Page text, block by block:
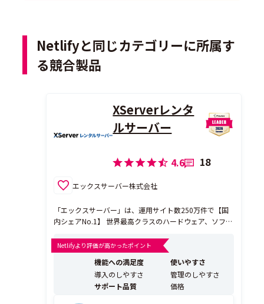
Netlifyと同じカテゴリーに所属す
る競合製品
XServerレンタ
ルサーバー
4.6 18
エックスサーバー株式会社
「エックスサーバー」は、運用サイト数250万件で【国
内シェアNo.1】 世界最高クラスのハードウェア、ソフト
ーです。
Netlifyより評価が高かったポイント
機能への満足度
使いやすさ
導入のしやすさ
管理のしやすさ
サポート品質
価格